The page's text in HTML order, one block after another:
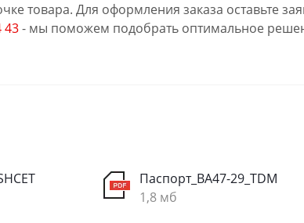
товара. Для оформления заказа оставьте
43- мы поможем подобрать оптимальное
Паспорт_ВА47-29_TDM
1,8 мб